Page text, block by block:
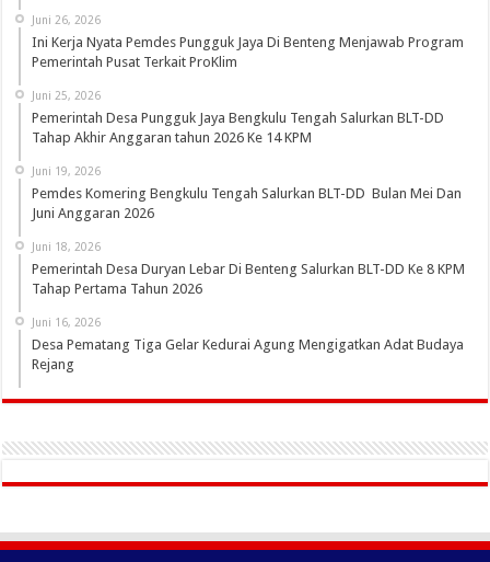
Juni 26, 2026
Ini Kerja Nyata Pemdes Pungguk Jaya Di Benteng Menjawab Program
Pemerintah Pusat Terkait ProKlim
Juni 25, 2026
Pemerintah Desa Pungguk Jaya Bengkulu Tengah Salurkan BLT-DD
Tahap Akhir Anggaran tahun 2026 Ke 14 KPM
Juni 19, 2026
Pemdes Komering Bengkulu Tengah Salurkan BLT-DD Bulan Mei Dan
Juni Anggaran 2026
Juni 18, 2026
Pemerintah Desa Duryan Lebar Di Benteng Salurkan BLT-DD Ke 8 KPM
Tahap Pertama Tahun 2026
Juni 16, 2026
Desa Pematang Tiga Gelar Kedurai Agung Mengigatkan Adat Budaya
Rejang